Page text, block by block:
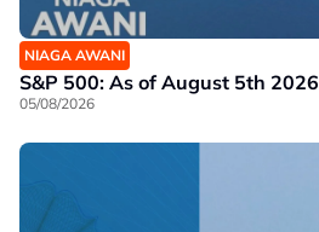
NIAGA AWANI
S&P 500: As of August 5th 2026
05/08/2026